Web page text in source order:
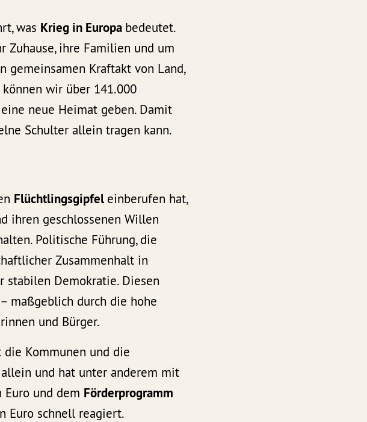
was Krieg in Europa bedeutet.
Zuhause, ihre Familien und um
gemeinsamen Kraftakt von Land,
wir über 141.000
neue Heimat geben. Damit
Schulter allein tragen kann.
Flüchtlingsgipfel einberufen hat,
ihren geschlossenen Willen
Politische Führung, die
Zusammenhalt in
stabilen Demokratie. Diesen
maßgeblich durch die hohe
und Bürger.
die Kommunen und die
und hat unter anderem mit
und dem Förderprogramm
Euro schnell reagiert.